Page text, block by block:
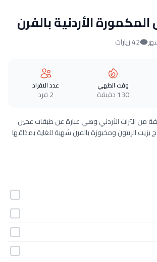
الأردنية بالفرن
42 زيارات
وقت الطهي
130 دقيقة
عدد الافراد
2 فرد
من التراث الأردني وهي عبارة عن طبقات عجين
الزيتون ومخبوزة بالفرن شهية للغاية بمذاقها